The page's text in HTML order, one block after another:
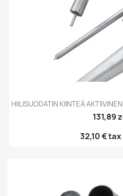
HIILISUODATIN KIINTEÄ
131,89
32,10 €tax